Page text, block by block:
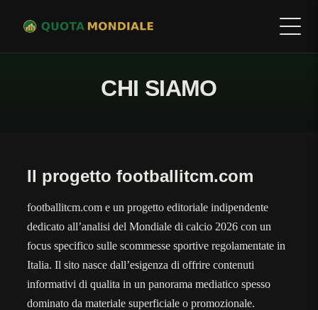
CHI SIAMO
Il progetto footballitcm.com
footballitcm.com e un progetto editoriale indipendente
dedicato all’analisi del Mondiale di calcio 2026 con un
focus specifico sulle scommesse sportive regolamentate in
Italia. Il sito nasce dall’esigenza di offrire contenuti
informativi di qualita in un panorama mediatico spesso
dominato da materiale superficiale o promozionale.